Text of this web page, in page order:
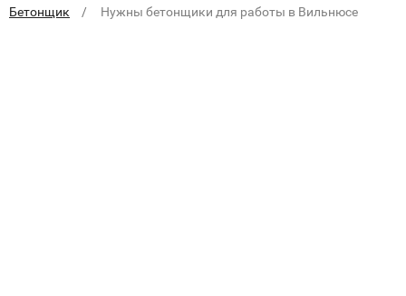
Бетонщик
Нужны бетонщики для работы в Вильнюсе